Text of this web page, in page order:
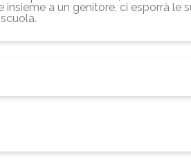
insieme a un genitore, ci esporrà le